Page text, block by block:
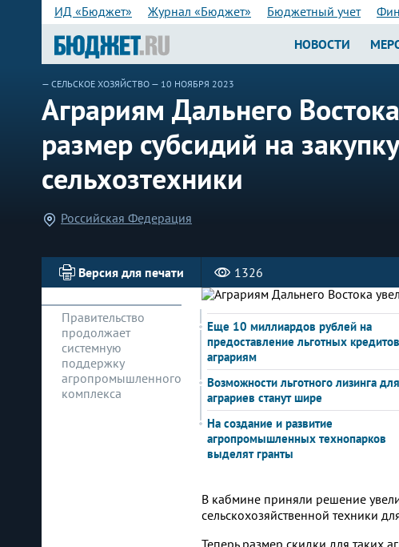
ИД «Бюджет» Журнал «Бюджет» Бюджетный учет
НОВОСТИ
— СЕЛЬСКОЕ ХОЗЯЙСТВО — 10 НОЯБРЯ 2023
Аграриям Дальнего
размер субсидий на закупку
сельхозтехники
Российская Федерация
Версия для печати 1326
Правительство
продолжает
системную
поддержку
агропромышленного
комплекса
Еще 10 миллиардов рублей на
предоставление льготных кредитов
аграриям
Возможности льготного лизинга для
аграриев станут шире
На создание и развитие
агропромышленных технопарков
выделят гранты
В кабмине приняли решение
сельскохозяйственной техники
Теперь размер скидки для таких